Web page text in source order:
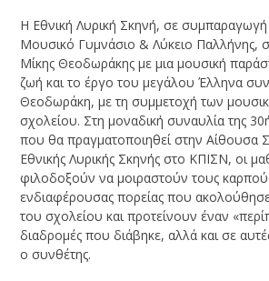
Η Εθνική Λυρική Σκηνή, σε συμπαραγωγή
Μουσικό Γυμνάσιο & Λύκειο Παλλήνης,
Μίκης Θεοδωράκης με μια μουσική
ζωή και το έργο του μεγάλου Έλληνα
Θεοδωράκη, με τη συμμετοχή των
σχολείου. Στη μοναδική συναυλία της
που θα πραγματοποιηθεί στην Αίθουσα
Εθνικής Λυρικής Σκηνής στο ΚΠΙΣΝ, οι
φιλοδοξούν να μοιραστούν τους
ενδιαφέρουσας πορείας που
του σχολείου και προτείνουν έναν
διαδρομές που διάβηκε, αλλά και σε
ο συνθέτης.